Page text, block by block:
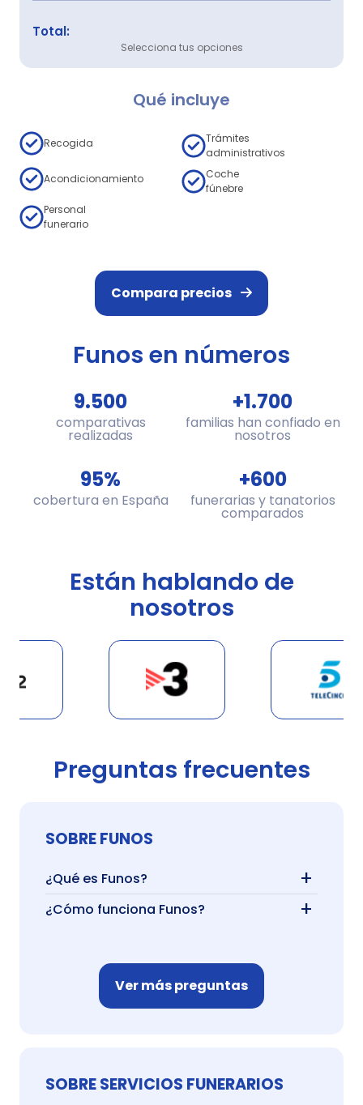
Total:
Selecciona tus opciones
Qué incluye
Recogida
Trámites
administrativos
Acondicionamiento
Coche
fúnebre
Personal
funerario
Compara precios
Funos en números
9.500
comparativas
realizadas
1.700
familias han confiado en
nosotros
95
cobertura en España
600
funerarias y tanatorios
comparados
Están hablando de
nosotros
Preguntas frecuentes
SOBRE FUNOS
+
¿Qué es Funos?
+
¿Cómo funciona Funos?
Ver más preguntas
SOBRE SERVICIOS FUNERARIOS